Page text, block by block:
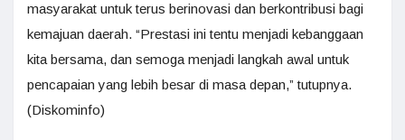
masyarakat untuk terus berinovasi dan berkontribusi bagi
kemajuan daerah. “Prestasi ini tentu menjadi kebanggaan
kita bersama, dan semoga menjadi langkah awal untuk
pencapaian yang lebih besar di masa depan,” tutupnya.
(Diskominfo)